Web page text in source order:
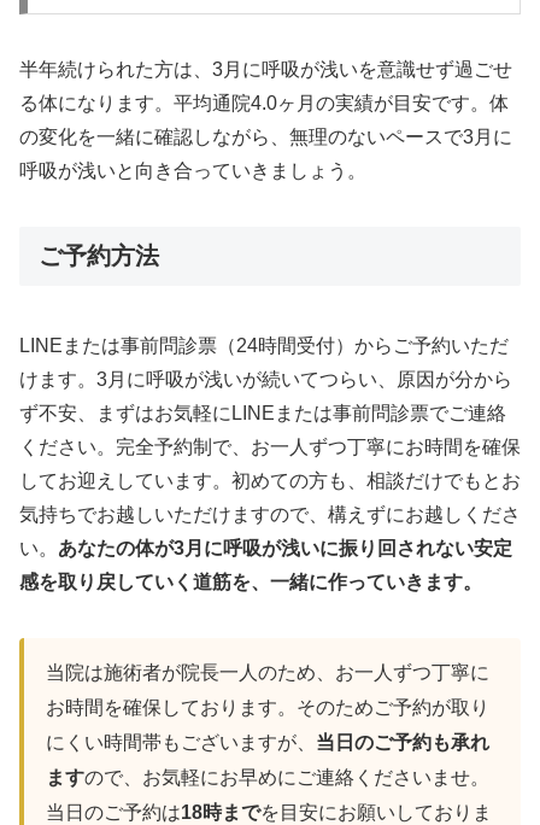
半年続けられた方は、3月に呼吸が浅いを意識せず過ごせ
る体になります。平均通院4.0ヶ月の実績が目安です。体
の変化を一緒に確認しながら、無理のないペースで3月に
呼吸が浅いと向き合っていきましょう。
ご予約方法
LINEまたは事前問診票（24時間受付）からご予約いただ
けます。3月に呼吸が浅いが続いてつらい、原因が分から
ず不安、まずはお気軽にLINEまたは事前問診票でご連絡
ください。完全予約制で、お一人ずつ丁寧にお時間を確保
してお迎えしています。初めての方も、相談だけでもとお
気持ちでお越しいただけますので、構えずにお越しくださ
い。 あなたの体が3月に呼吸が浅いに振り回されない安定
感を取り戻していく道筋を、一緒に作っていきます。
当院は施術者が院長一人のため、お一人ずつ丁寧に
お時間を確保しております。そのためご予約が取り
にくい時間帯もございますが、 当日のご予約も承れ
ますので、お気軽にお早めにご連絡くださいませ。
当日のご予約は18時までを目安にお願いしておりま